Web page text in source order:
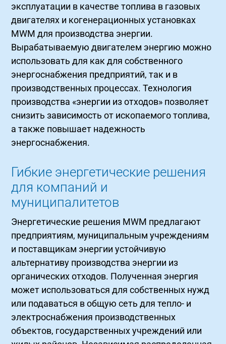
эксплуатации в качестве топлива в газовых
двигателях и когенерационных установках
MWM для производства энергии.
Вырабатываемую двигателем энергию можно
использовать для как для собственного
энергоснабжения предприятий, так и в
производственных процессах. Технология
производства «энергии из отходов» позволяет
снизить зависимость от ископаемого топлива,
а также повышает надежность
энергоснабжения.
Гибкие энергетические решения
для компаний и
муниципалитетов
Энергетические решения MWM предлагают
предприятиям, муниципальным учреждениям
и поставщикам энергии устойчивую
альтернативу производства энергии из
органических отходов. Полученная энергия
может использоваться для собственных нужд
или подаваться в общую сеть для тепло- и
электроснабжения производственных
объектов, государственных учреждений или